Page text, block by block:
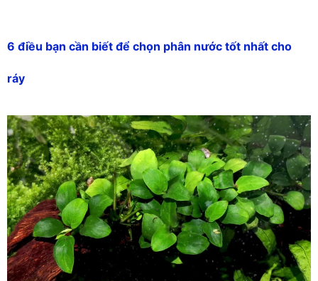
6 điều bạn cần biết để chọn phân nước tốt nhất cho
ráy